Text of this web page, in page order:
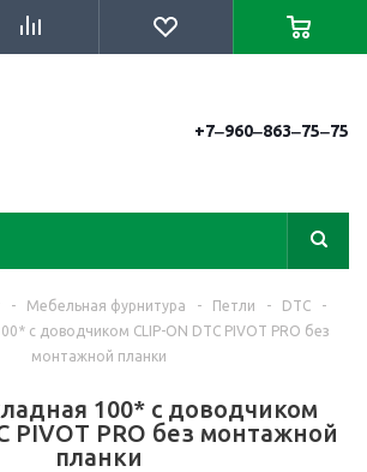
+7‒960‒863‒75‒75
- Мебельная фурнитура - Петли - DTC
-
с доводчиком CLIP-ON DTC PIVOT PRO без
монтажной планки
100* с доводчиком
PIVOT PRO без монтажной
планки